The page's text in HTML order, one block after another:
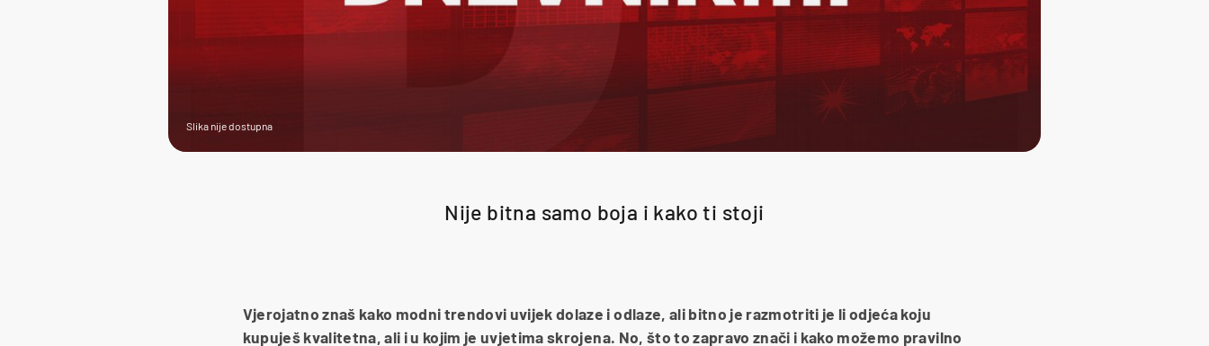
Slika nije dostupna
Nije bitna samo boja i kako ti stoji
Vjerojatno znaš kako modni trendovi uvijek dolaze i odlaze, ali bitno je razmotriti je li odjeća koju
kupuješ kvalitetna, ali i u kojim je uvjetima skrojena. No, što to zapravo znači i kako možemo pravilno